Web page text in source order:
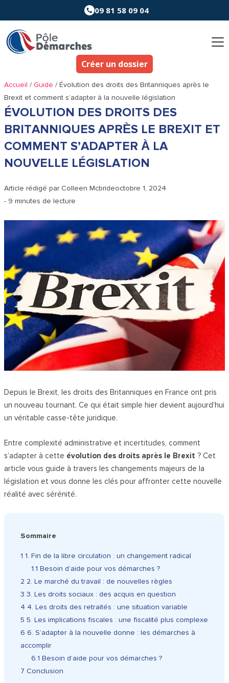
au
contenu
09 81 58 09 04
Créer un dossier
Accueil /Guide /Évolution des droits des Britanniques après le
Brexit et comment s’adapter à la nouvelle législation
ÉVOLUTION DES DROITS DES
BRITANNIQUES APRÈS LE BREXIT ET
COMMENT S’ADAPTER À LA
NOUVELLE LÉGISLATION
Article rédigé par Colleen Mcbrideoctobre 1, 2024
- 9 minutes de lecture
Depuis le Brexit, les droits des Britanniques en France ont pris
un nouveau tournant. Ce qui était simple hier devient aujourd’hui
un véritable casse-tête juridique.
Entre complexité administrative et incertitudes, comment
s’adapter à cette évolution des droits après le Brexit ? Cet
article vous guide à travers les changements majeurs de la
législation et vous donne les clés pour affronter cette nouvelle
réalité avec sérénité.
Sommaire
1 1. Fin de la libre circulation : un changement radical
1.1 Besoin d’aide pour vos démarches ?
2 2. Le marché du travail : de nouvelles règles
3 3. Les droits sociaux : des acquis en question
4 4. Les droits des retraités : une situation variable
5 5. Les implications fiscales : une fiscalité plus complexe
6 6. S’adapter à la nouvelle donne : les démarches à
accomplir
6.1 Besoin d’aide pour vos démarches ?
7 Conclusion